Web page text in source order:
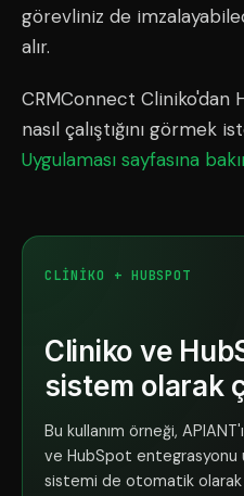
görevliniz de
alır.
CRMConnect Cliniko'dan
nasıl çalıştığını görmek
Uygulaması sayfasına
CLINIKO + HUBSPOT
Cliniko ve
sistem olarak
Bu kullanım örneği,
ve HubSpot entegrasyonu
sistemi de otomatik